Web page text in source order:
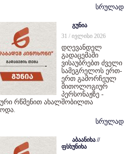
სრულად
გუნია
31 / ივლისი 2026
დღევანდელ
გადაცემაში
ვისაუბრებთ ძველი
სამეგრელოს ერთ-
ერთ გამორჩეულ
მითოლოგიურ
პერსონაჟზე -
რწმენით ახალშობილთა
სრულად
აბაანიხა //
ფსხუნიხა